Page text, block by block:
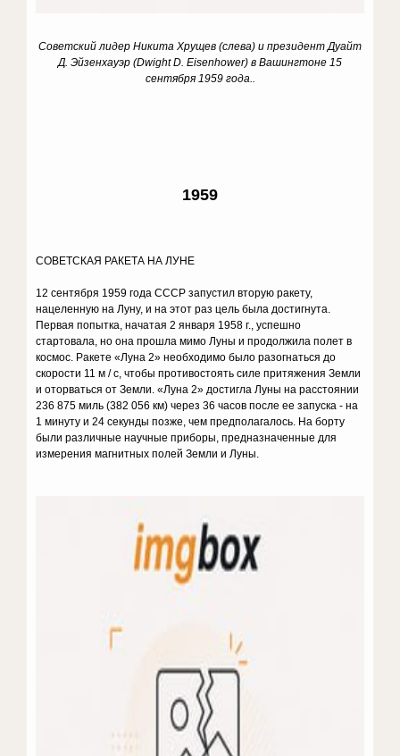
Советский лидер Никита Хрущев (слева) и президент Дуайт
Д. Эйзенхауэр (Dwight D. Eisenhower) в Вашингтоне 15
сентября 1959 года..
1959
СОВЕТСКАЯ РАКЕТА НА ЛУНЕ
12 сентября 1959 года СССР запустил вторую ракету,
нацеленную на Луну, и на этот раз цель была достигнута.
Первая попытка, начатая 2 января 1958 г., успешно
стартовала, но она прошла мимо Луны и продолжила полет в
космос. Ракете «Луна 2» необходимо было разогнаться до
скорости 11 м / с, чтобы противостоять силе притяжения Земли
и оторваться от Земли. «Луна 2» достигла Луны на расстоянии
236 875 миль (382 056 км) через 36 часов после ее запуска - на
1 минуту и ​​24 секунды позже, чем предполагалось. На борту
были различные научные приборы, предназначенные для
измерения магнитных полей Земли и Луны.